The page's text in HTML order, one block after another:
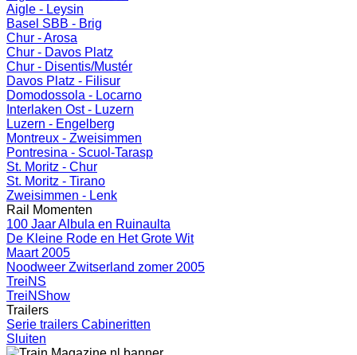
Aigle - Leysin
Basel SBB - Brig
Chur - Arosa
Chur - Davos Platz
Chur - Disentis/Mustér
Davos Platz - Filisur
Domodossola - Locarno
Interlaken Ost - Luzern
Luzern - Engelberg
Montreux - Zweisimmen
Pontresina - Scuol-Tarasp
St. Moritz - Chur
St. Moritz - Tirano
Zweisimmen - Lenk
Rail Momenten
100 Jaar Albula en Ruinaulta
De Kleine Rode en Het Grote Wit
Maart 2005
Noodweer Zwitserland zomer 2005
TreiNS
TreiNShow
Trailers
Serie trailers Cabineritten
Sluiten